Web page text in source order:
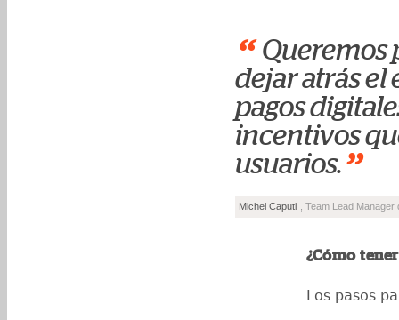
“ Queremos
dejar atrás el
pagos
incentivos
usuarios.”
Michel Caputi , Team Lead Manager
¿Cómo
Los pasos